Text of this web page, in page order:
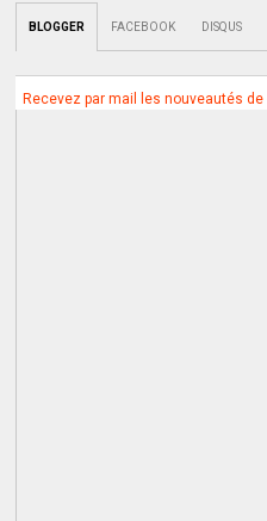
BLOGGER FACEBOOK DISQUS
Recevez par mail les nouveautés